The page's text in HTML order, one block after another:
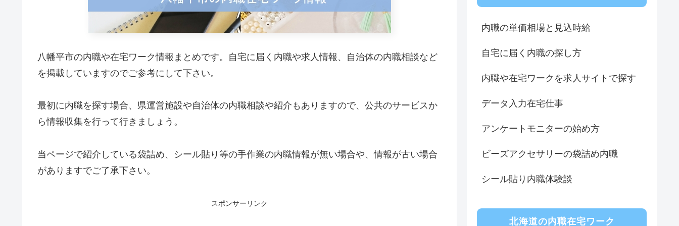
八幡平市の内職や在宅ワーク情報まとめです。自宅に届く内職や求人情報、自治体の内職相談など
を掲載していますのでご参考にして下さい。
最初に内職を探す場合、県運営施設や自治体の内職相談や紹介もありますので、公共のサービスか
ら情報収集を行って行きましょう。
当ページで紹介している袋詰め、シール貼り等の手作業の内職情報が無い場合や、情報が古い場合
がありますでご了承下さい。
スポンサーリンク
内職の単価相場と見込時給
自宅に届く内職の探し方
内職や在宅ワークを求人サイトで探す
データ入力在宅仕事
アンケートモニターの始め方
ビーズアクセサリーの袋詰め内職
シール貼り内職体験談
北海道の内職在宅ワーク